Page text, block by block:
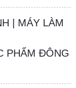
| MÁY LÀM
PHẨM ĐÔNG